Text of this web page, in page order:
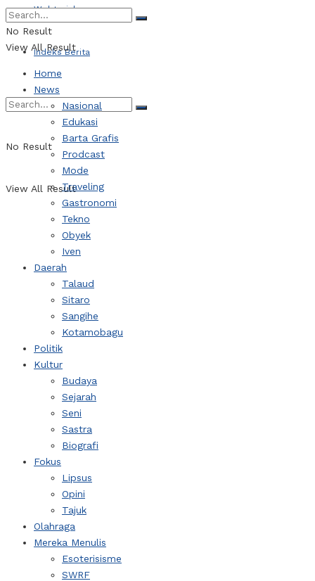
Webtorial
Indeks Berita
No Result
View All Result
No Result
View All Result
Home
News
Nasional
Edukasi
Barta Grafis
Prodcast
Mode
Traveling
Gastronomi
Tekno
Obyek
Iven
Daerah
Talaud
Sitaro
Sangihe
Kotamobagu
Politik
Kultur
Budaya
Sejarah
Seni
Sastra
Biografi
Fokus
Lipsus
Opini
Tajuk
Olahraga
Mereka Menulis
Esoterisisme
SWRF